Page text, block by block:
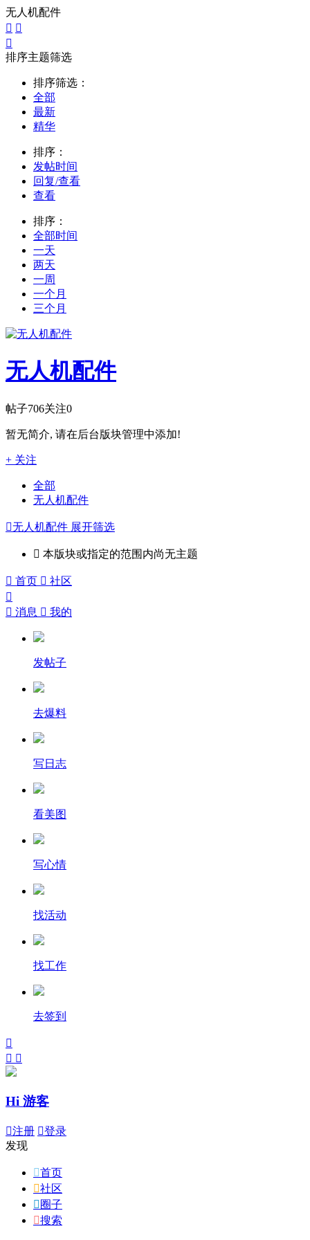
无人机配件
 

排序主题筛选
排序筛选：
全部
最新
精华
排序：
发帖时间
回复/查看
查看
排序：
全部时间
一天
两天
一周
一个月
三个月
无人机配件
帖子706关注0
暂无简介, 请在后台版块管理中添加!
+ 关注
全部
无人机配件
无人机配件 展开筛选
 本版块或指定的范围内尚无主题
 首页  社区

 消息  我的
发帖子
去爆料
写日志
看美图
写心情
找活动
找工作
去签到

 
Hi 游客
注册 登录
发现
首页
社区
 圈子
搜索